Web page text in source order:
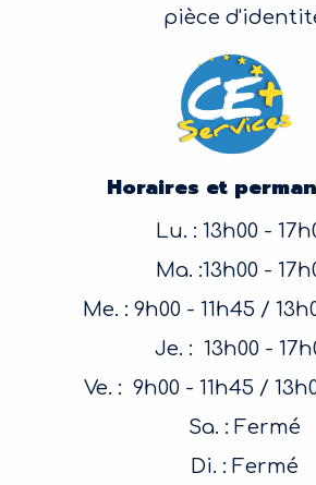
pièce
Horaires et
Lu. : 13h00 -
Ma. :13h00 -
Me. : 9h00 - 11h45 /
Je. : 13h00 -
Ve. : 9h00 - 11h45 /
Sa. : Fermé
Di. : Fermé